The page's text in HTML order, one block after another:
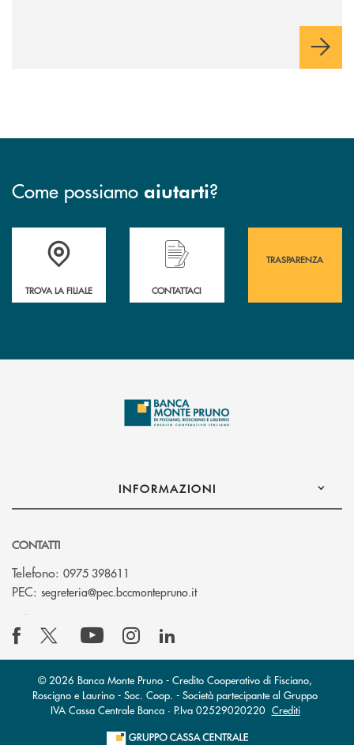
Come possiamo aiutarti?
Accedi all' elenco completo&nbsp; delle&nbsp; filiali&nbsp; di Banca
TROVA LA FILIALE
Hai bisogno di assistenza immediata?
CONTATTACI
TRASPARENZA
INFORMAZIONI
CONTATTI
Telefono: 0975 398611
PEC: segreteria@pec.bccmontepruno.it(si apre l’app di posta
© 2026 Banca Monte Pruno - Credito Cooperativo di Fisciano,
Roscigno e Laurino - Soc. Coop. - Società partecipante al Gruppo
IVA Cassa Centrale Banca · P.Iva 02529020220 Crediti